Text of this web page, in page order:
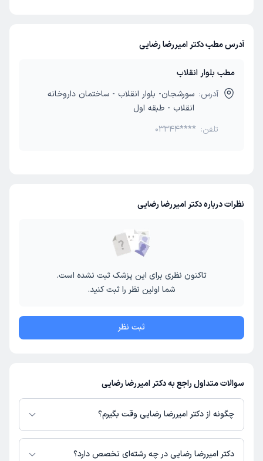
آدرس مطب دکتر امیررضا رضایی
مطب بلوار انقلاب
آدرس: سورشجان- بلوار انقلاب - ساختمان داروخانه
انقلاب - طبقه اول
تلفن: 03344****
نظرات درباره دکتر امیررضا رضایی
تاکنون نظری برای این پزشک ثبت نشده است.
شما اولین نظر را ثبت کنید.
ثبت نظر
سوالات متداول راجع به دکتر امیررضا رضایی
چگونه از دکتر امیررضا رضایی وقت بگیرم؟
در صورتی کهدکتر امیررضا رضاییدارای پروفایل فعال و نوبت‌دهی باز در پلتفرم
دکترتو باشند، می‌توانید از طریق این پلتفرم برای دریافت نوبت اقدام کنید. در
دکتر امیررضا رضایی در چه رشته‌ای تخصص دارد؟